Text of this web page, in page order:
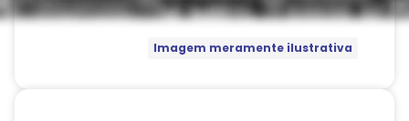
Imagem meramente ilustrativa